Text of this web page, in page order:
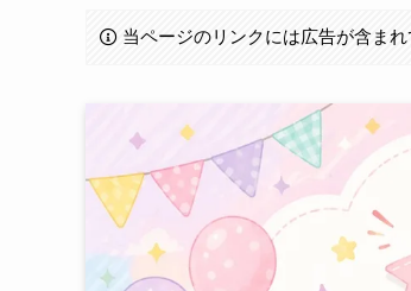
当ページのリンクには広告が含まれ